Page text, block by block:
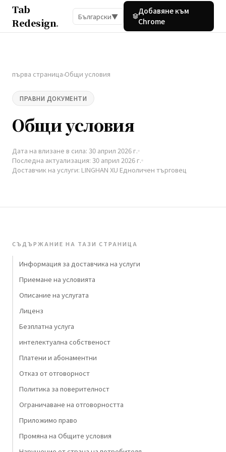
Tab
Redesign. Български▼
Добавяне към
Chrome
първа страница›Общи условия
ПРАВНИ ДОКУМЕНТИ
Общи условия
Дата на влизане в сила: 30 април 2026 г.
Последна актуализация: 30 април 2026 г.
Доставчик на услуги: LINGHAN XU Едноличен търговец
СЪДЪРЖАНИЕ НА ТАЗИ СТРАНИЦА
Информация за доставчика на услуги
Приемане на условията
Описание на услугата
Лиценз
Безплатна услуга
интелектуална собственост
Платени и абонаментни
Отказ от отговорност
Политика за поверителност
Ограничаване на отговорността
Приложимо право
Промяна на Общите условия